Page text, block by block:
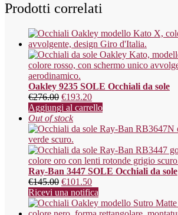
Prodotti correlati
Oakley 9235 SOLE Occhiali da sole
€276.00 €193.20
Aggiungi al carrello
Out of stock
Ray-Ban 3447 SOLE Occhiali da sole
€145.00 €101.50
Ricevi una notifica